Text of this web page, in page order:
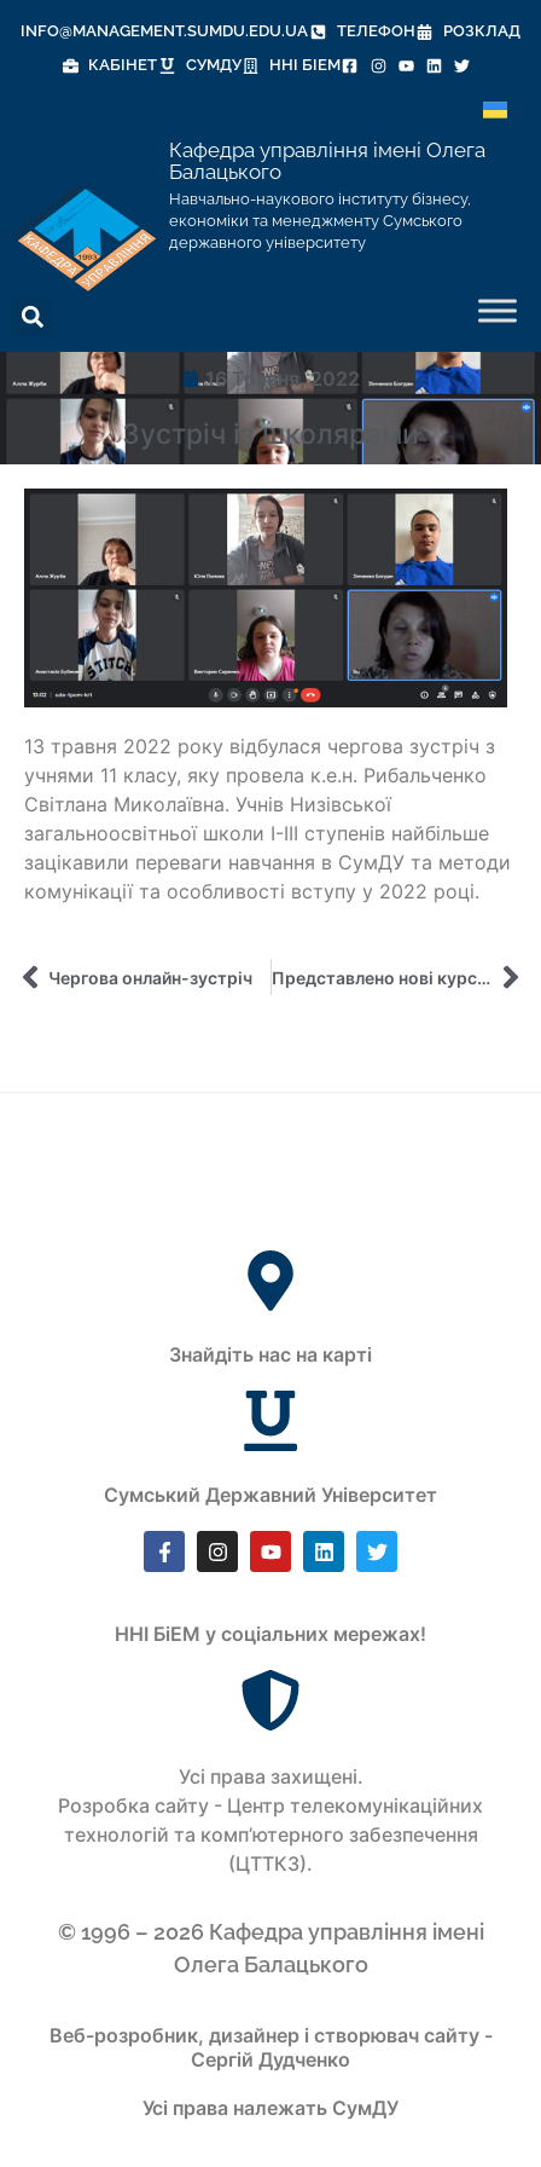
INFO@MANAGEMENT.SUMDU.EDU.UA ТЕЛЕФОН
РОЗКЛАД
КАБІНЕТ
СУМДУ ННІ БІЕМ
Кафедра управління імені Олега
Балацького
Навчально-наукового інституту бізнесу,
економіки та менеджменту Сумського
державного університету
16 Травня, 2022
Зустріч із школярами
13 травня 2022 року відбулася чергова зустріч з
учнями 11 класу, яку провела к.е.н. Рибальченко
Світлана Миколаївна. Учнів Низівської
загальноосвітньої школи І-ІІІ ступенів найбільше
зацікавили переваги навчання в СумДУ та методи
комунікації та особливості вступу у 2022 році.
Чергова онлайн-зустріч Представлено нові курси з європейських енергетичних студій для молодіжних лідерів
Знайдіть нас на карті
Сумський Державний Університет
ННІ БіЕМ у соціальних мережах!
Усi права захищенi.
Розробка сайту - Центр телекомунікаційних
технологій та комп’ютерного забезпечення
(ЦТТКЗ).
© 1996 – 2026 Кафедра управління імені
Олега Балацького
Веб-розробник, дизайнер і створювач сайту -
Сергій Дудченко
Усі права належать СумДУ